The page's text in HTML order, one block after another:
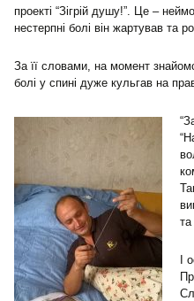
проекті “Зігрій душу!”. Це –
нестерпні болі він жартував та
За її словами, на момент
болі у спині дуже кульгав на
І